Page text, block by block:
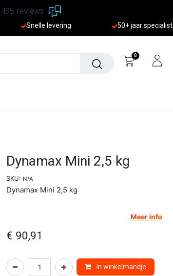
495 reviews
Sne lle levering 50+ jaar specialist
0
Dynamax Mini 2,5 kg
SKU: N/A
Dynamax Mini 2,5 kg
Meer info
€ 90,91
In winkelmandje